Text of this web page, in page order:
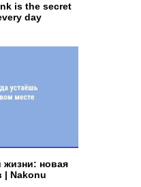
is the secret
day
жизни: новая
| Nakonu